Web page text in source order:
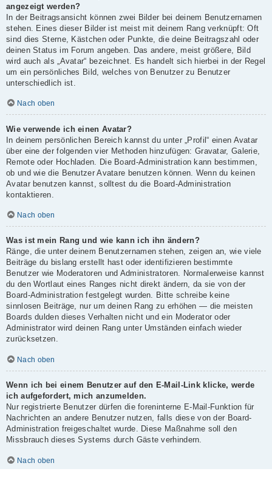
angezeigt werden?
In der Beitragsansicht können zwei Bilder bei deinem Benutzernamen
stehen. Eines dieser Bilder ist meist mit deinem Rang verknüpft: Oft
sind dies Sterne, Kästchen oder Punkte, die deine Beitragszahl oder
deinen Status im Forum angeben. Das andere, meist größere, Bild
wird auch als „Avatar“ bezeichnet. Es handelt sich hierbei in der Regel
um ein persönliches Bild, welches von Benutzer zu Benutzer
unterschiedlich ist.
Nach oben
Wie verwende ich einen Avatar?
In deinem persönlichen Bereich kannst du unter „Profil“ einen Avatar
über eine der folgenden vier Methoden hinzufügen: Gravatar, Galerie,
Remote oder Hochladen. Die Board-Administration kann bestimmen,
ob und wie die Benutzer Avatare benutzen können. Wenn du keinen
Avatar benutzen kannst, solltest du die Board-Administration
kontaktieren.
Nach oben
Was ist mein Rang und wie kann ich ihn ändern?
Ränge, die unter deinem Benutzernamen stehen, zeigen an, wie viele
Beiträge du bislang erstellt hast oder identifizieren bestimmte
Benutzer wie Moderatoren und Administratoren. Normalerweise kannst
du den Wortlaut eines Ranges nicht direkt ändern, da sie von der
Board-Administration festgelegt wurden. Bitte schreibe keine
sinnlosen Beiträge, nur um deinen Rang zu erhöhen — die meisten
Boards dulden dieses Verhalten nicht und ein Moderator oder
Administrator wird deinen Rang unter Umständen einfach wieder
zurücksetzen.
Nach oben
Wenn ich bei einem Benutzer auf den E-Mail-Link klicke, werde
ich aufgefordert, mich anzumelden.
Nur registrierte Benutzer dürfen die foreninterne E-Mail-Funktion für
Nachrichten an andere Benutzer nutzen, falls diese von der Board-
Administration freigeschaltet wurde. Diese Maßnahme soll den
Missbrauch dieses Systems durch Gäste verhindern.
Nach oben